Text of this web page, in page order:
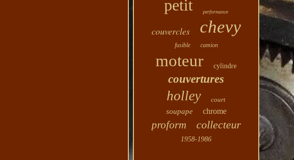
petit performance
couvercles chevy
fusible camion
moteur cylindre
couvertures
holley court
soupape chrome
proform collecteur
1958-1986